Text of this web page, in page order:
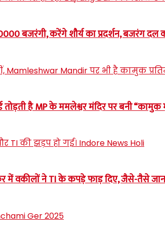
बजरंगी, करेंगे शौर्य का प्रदर्शन, बजरंग
तोड़ती है MP के ममलेश्वर मंदिर पर बनी
में वकीलों ने TI के कपड़े फाड़ दिए, जैसे-तैसे